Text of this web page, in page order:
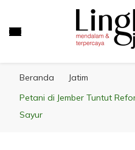
Beranda
Jatim
Petani di Jember Tuntut
Sayur